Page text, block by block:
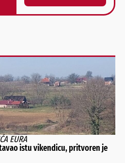
Alternative:
EURA
istu vikendicu, pritvoren je